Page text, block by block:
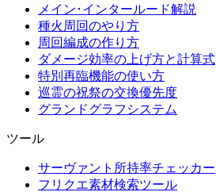
メイン･インタールード解説
種火周回のやり方
周回編成の作り方
ダメージ効率の上げ方と計算式
特別再臨機能の使い方
巡霊の祝祭の交換優先度
グランドグラフシステム
ツール
サーヴァント所持率チェッカー
フリクエ素材検索ツール